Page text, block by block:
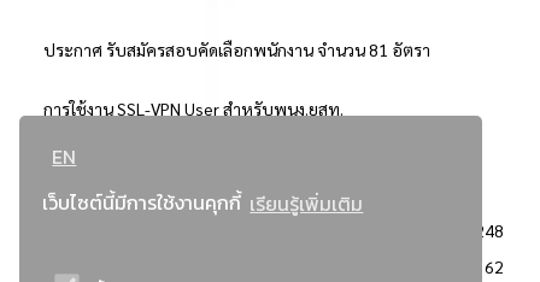
EN
เว็บไซต์นี้มีการใช้งานคุกกี้ เรียนรู้เพิ่มเติม
ประกาศ รับสมัครสอบคัดเลือกพนักงาน จำนวน 81 อัตรา
การใช้งาน SSL-VPN User สำหรับพนง.ยสท.
..ยอดนิยม..
3248
2362